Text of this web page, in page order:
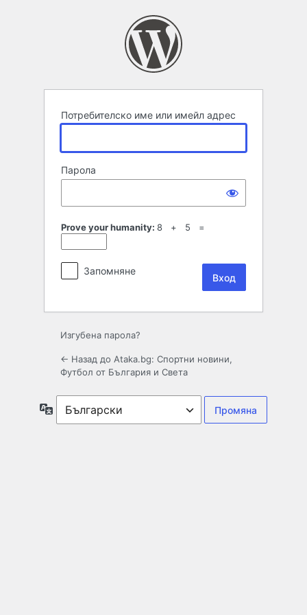
Потребителско име или имейл адрес
Парола
Prove your humanity: 8 + 5 =
Запомняне
Изгубена парола?
← Назад до Ataka.bg: Спортни новини,
Футбол от България и Света
Език